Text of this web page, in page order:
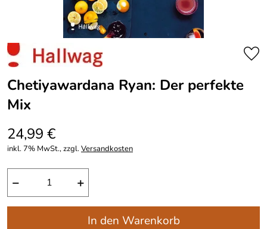
Chetiyawardana Ryan: Der perfekte
Mix
24,99 €
inkl. 7% MwSt., zzgl.Versandkosten
− +
In den Warenkorb